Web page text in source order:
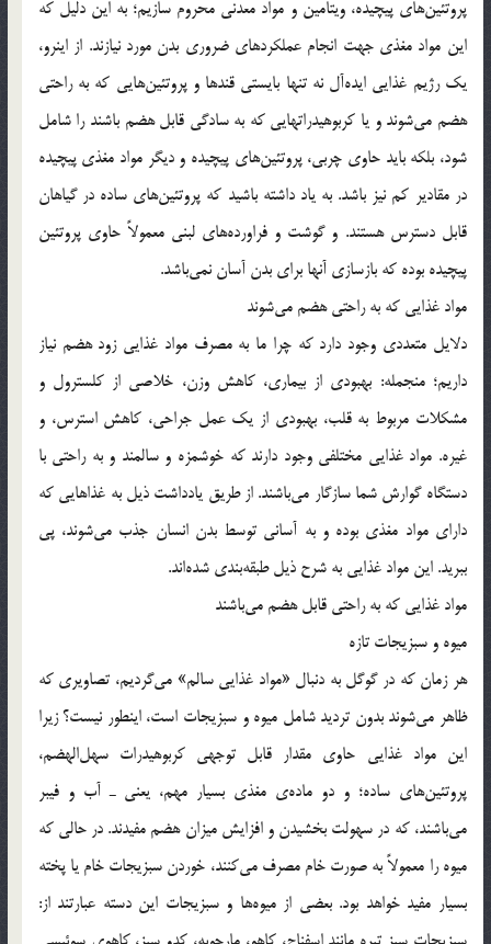
پروتئین‌های پیچیده، ویتامین و مواد معدنی محروم سازیم؛ به این دلیل که
این مواد مغذی جهت انجام عملکردهای ضروری بدن مورد نیازند. از اینرو،
یک رژیم غذایی ایده‌آل نه تنها بایستی قندها و پروتئین‌هایی که به راحتی
هضم می‌شوند و یا کربوهیدراتهایی که به سادگی قابل هضم باشند را شامل
شود، بلکه باید حاوی چربی، پروتئین‌های پیچیده و دیگر مواد مغذی پیچیده
در مقادیر کم نیز باشد. به یاد داشته باشید که پروتئین‌های ساده در گیاهان
قابل دسترس هستند. و گوشت و فراورده‌های لبنی معمولاً حاوی پروتئین
پیچیده بوده که بازسازی آنها برای بدن آسان نمی‌باشد.
مواد غذایی که به راحتی هضم می‌شوند
دلایل متعددی وجود دارد که چرا ما به مصرف مواد غذایی زود هضم نیاز
داریم؛ منجمله: بهبودی از بیماری، کاهش وزن، خلاصی از کلسترول و
مشکلات مربوط به قلب، بهبودی از یک عمل جراحی، کاهش استرس، و
غیره. مواد غذایی مختلفی وجود دارند که خوشمزه و سالمند و به راحتی با
دستگاه گوارش شما سازگار می‌باشند. از طریق یادداشت ذیل به غذاهایی که
دارای مواد مغذی بوده و به آسانی توسط بدن انسان جذب می‌شوند، پی
ببرید. این مواد غذایی به شرح ذیل طبقه‌بندی شده‌اند.
مواد غذایی که به راحتی قابل هضم می‌باشند
میوه و سبزیجات تازه
هر زمان که در گوگل به دنبال «مواد غذایی سالم» می‌گردیم، تصاویری که
ظاهر می‌شوند بدون تردید شامل میوه و سبزیجات است، اینطور نیست؟ زیرا
این مواد غذایی حاوی مقدار قابل توجهی کربوهیدرات سهل‌الهضم،
پروتئین‌های ساده؛ و دو ماده‌ی مغذی بسیار مهم، یعنی ـ آب و فیبر
می‌باشند، که در سهولت بخشیدن و افزایش میزان هضم مفیدند. در حالی که
میوه را معمولاً به صورت خام مصرف می‌کنند، خوردن سبزیجات خام یا پخته
بسیار مفید خواهد بود. بعضی از میوه‌ها و سبزیجات این دسته عبارتند از: